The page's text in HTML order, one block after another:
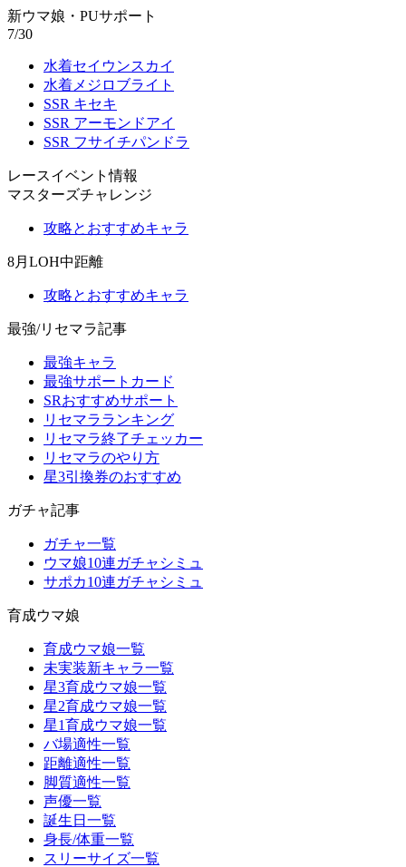
新ウマ娘・PUサポート
7/30
水着セイウンスカイ
水着メジロブライト
SSR キセキ
SSR アーモンドアイ
SSR フサイチパンドラ
レースイベント情報
マスターズチャレンジ
攻略とおすすめキャラ
8月LOH中距離
攻略とおすすめキャラ
最強/リセマラ記事
最強キャラ
最強サポートカード
SRおすすめサポート
リセマラランキング
リセマラ終了チェッカー
リセマラのやり方
星3引換券のおすすめ
ガチャ記事
ガチャ一覧
ウマ娘10連ガチャシミュ
サポカ10連ガチャシミュ
育成ウマ娘
育成ウマ娘一覧
未実装新キャラ一覧
星3育成ウマ娘一覧
星2育成ウマ娘一覧
星1育成ウマ娘一覧
バ場適性一覧
距離適性一覧
脚質適性一覧
声優一覧
誕生日一覧
身長/体重一覧
スリーサイズ一覧